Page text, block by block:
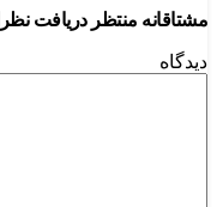
منتظر دریافت نظرات